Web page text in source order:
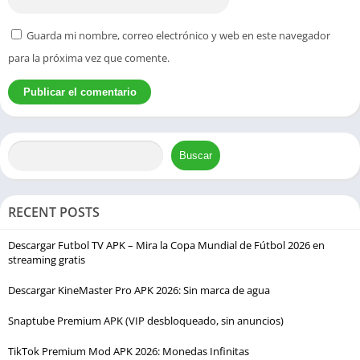
temporada desde una sola aplicación.
Streaming en Alta Calidad
La aplicación ofrece diferentes niveles de calidad de
reproducción para adaptarse tanto a conexiones rápidas como
a redes móviles más lentas. Esto ayuda a reducir
interrupciones durante los partidos y permite disfrutar de una
experiencia de visualización más estable dependiendo de la
velocidad de Internet disponible.
Los desarrolladores publican actualizaciones periódicas para
mejorar la estabilidad, corregir errores y mantener la
mejoras también ayudan a optimizar el rendimiento general de
la aplicación y ofrecer una experiencia más fluida para los
Guarda mi nombre, correo electrónico y web en este navegador
para la próxima vez que comente.
Buscar
RECENT POSTS
Descargar Futbol TV APK – Mira la Copa Mundial de Fútbol 2026 en
streaming gratis
Descargar KineMaster Pro APK 2026: Sin marca de agua
Snaptube Premium APK (VIP desbloqueado, sin anuncios)
TikTok Premium Mod APK 2026: Monedas Infinitas